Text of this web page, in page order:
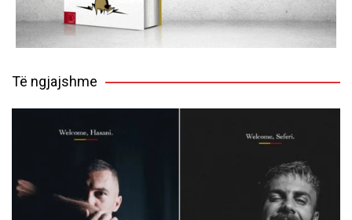
Të ngjajshme